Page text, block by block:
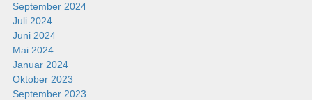
September 2024
Juli 2024
Juni 2024
Mai 2024
Januar 2024
Oktober 2023
September 2023